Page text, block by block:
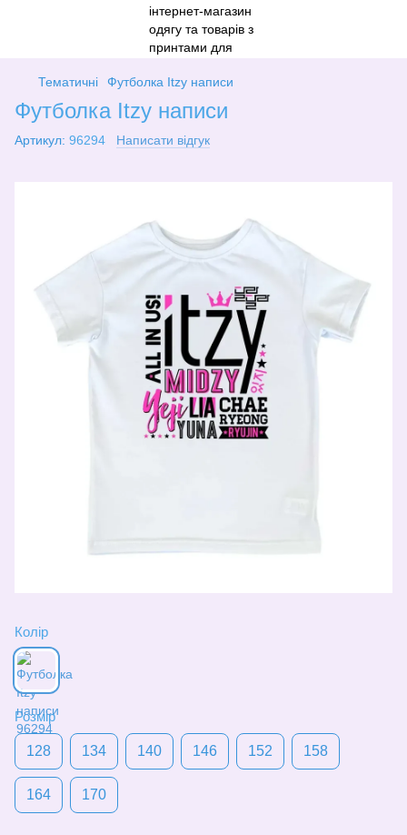
Тематичні Футболка Itzy написи
Футболка Itzy написи
Артикул: 96294 Написати відгук
Колір
Розмір
128 134 140 146 152 158
164 170